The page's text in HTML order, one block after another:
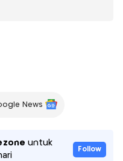
News
untuk
Follow